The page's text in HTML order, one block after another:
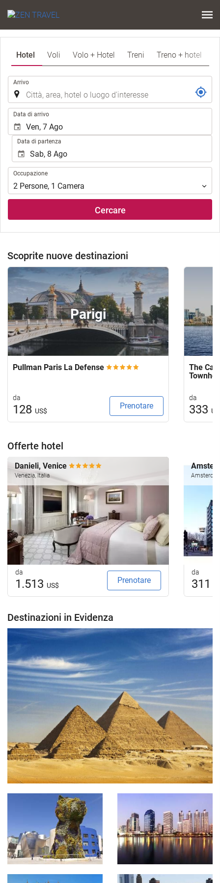
Hotel Voli Volo + Hotel Treni Treno + hotel
Arrivo
Data di arrivo
Data di partenza
Occupazione
Occupazione
2 Persone, 1 Camera
Cercare
Scoprite nuove destinazioni
Parigi
Pullman Paris La Defense
da
128 US$
Prenotare
The
da
333
Offerte hotel
Danieli, Venice
Venezia, Italia
da
1.513 US$
Prenotare
da
311
Destinazioni in Evidenza